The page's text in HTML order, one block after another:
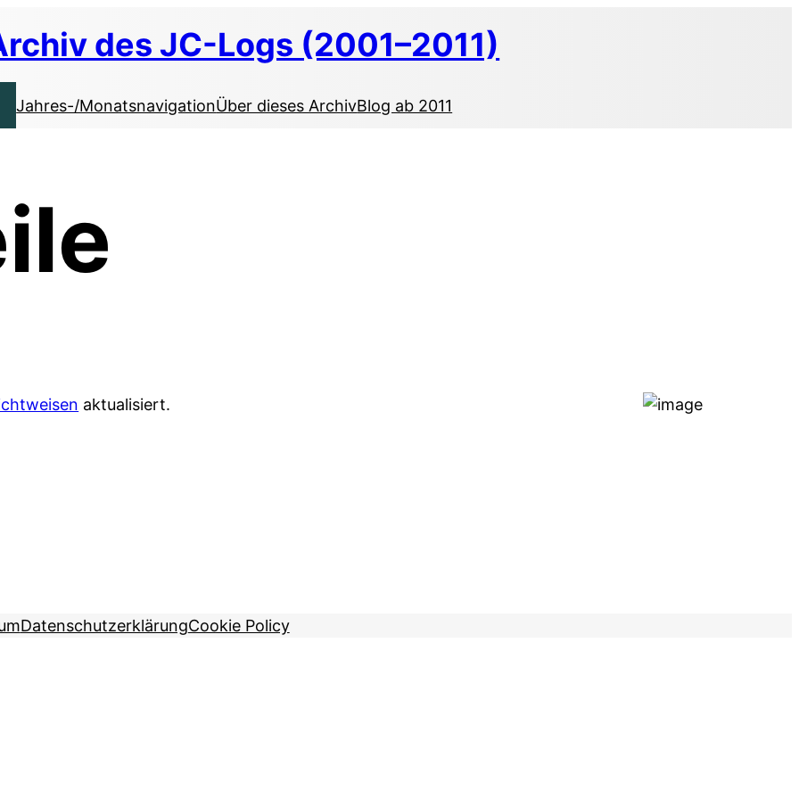
des JC-Logs (2001–2011)
Jahres-/MonatsnavigationÜber dieses ArchivBlog ab 2011
aktualisiert.
DatenschutzerklärungCookie Policy